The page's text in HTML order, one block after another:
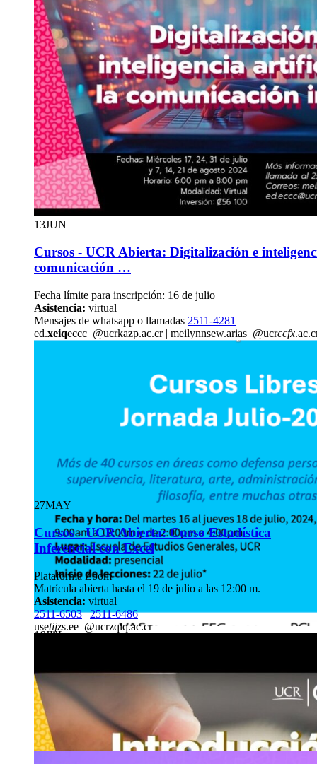
13JUN
Cursos - UCR Abierta: Digitalización e
comunicación …
Fecha límite para inscripción: 16 de julio
Asistencia: virtual
Mensajes de whatsapp o llamadas 2511-4281
ed.xeiqeccc @ucrkazp.ac.cr| meilynnsew.arias @ucrccfx
16JUL
2024
Escuela de Estudios Generales
Fecha y hora de matrícula: del martes 16 al jueves 18 de julio,
2:00 a 4:00 p. m.
Asistencia:
presencial
27MAY
Cursos - UCR Abierta: Curso Estadística
Inferencial con Excel
Plataforma Zoom
Matrícula abierta hasta el 19 de julio a las 12:00 m.
Asistencia: virtual
2511-6503|2511-6486
usetijzs.ee @ucrzqlq.ac.cr